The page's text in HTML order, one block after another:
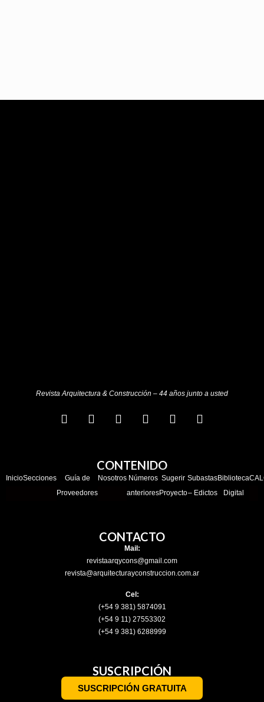
Revista Arquitectura & Construcción – 44 años junto a usted
CONTENIDO
InicioSecciones
Guía de
Proveedores
Nosotros Números
anteriores
Sugerir
Proyecto
Subastas
– Edictos
Biblioteca
Digital
CONTACTO
Mail:
revistaarqycons@gmail.com
revista@arquitecturayconstruccion.com.ar
Cel:
(+54 9 381) 5874091
(+54 9 11) 27553302
(+54 9 381) 6288999
SUSCRIPCIÓN
SUSCRIPCIÓN GRATUITA